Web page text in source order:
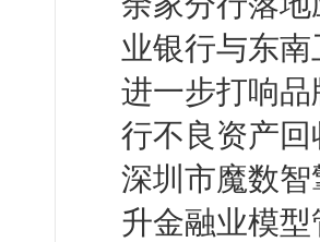
业银行与东
进一步打响品
行不良资产
深圳市魔数
升金融业模